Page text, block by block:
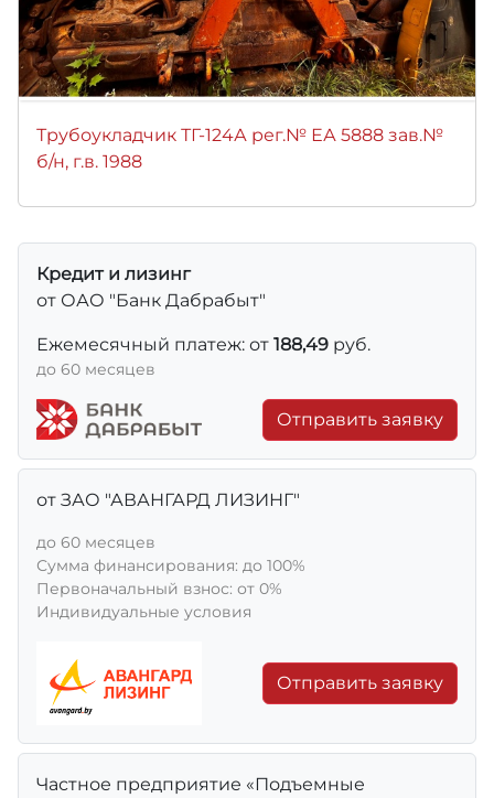
Трубоукладчик ТГ-124А рег.№ ЕА 5888 зав.№
б/н, г.в. 1988
Кредит и лизинг
от ОАО "Банк Дабрабыт"
Ежемесячный платеж: от 188,49 руб.
до 60 месяцев
Отправить заявку
от ЗАО "АВАНГАРД ЛИЗИНГ"
до 60 месяцев
Сумма финансирования: до 100%
Первоначальный взнос: от 0%
Индивидуальные условия
Отправить заявку
Частное предприятие «Подъемные